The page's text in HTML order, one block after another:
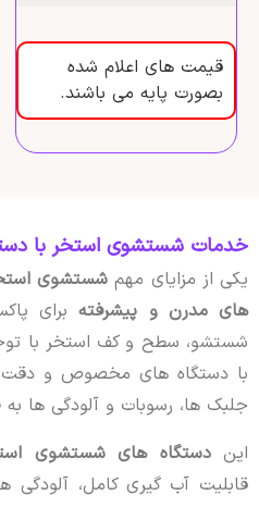
قیمت های اعلام شده
بصورت پایه می باشند.
خدمات شستشوی استخر با
یکی از مزایای مهم شستشوی
های مدرن و پیشرفتهبرای
شستشو، سطح و کف استخر با
با دستگاه های مخصوص و دقت
جلبک ها، رسوبات و آلودگی ها به
این دستگاه های شستشوی
قابلیت آب گیری کامل، آلودگی